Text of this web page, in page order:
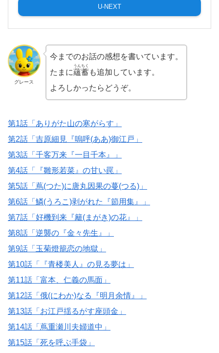
U-NEXT
グレース
今までのお話の感想を書いています。
たまに蘊蓄
うんちく
も追加しています。
よろしかったらどうぞ。
第1話「ありがた山の寒がらす」
第2話「吉原細見『嗚呼(ああ)御江戸」
第3話「千客万来『一目千本』」
第4話「『雛形若菜』の甘い罠」
第5話「蔦(つた)に唐丸因果の蔓(つる)」
第6話「鱗(うろこ)剥がれた『節用集』」
第7話「好機到来『籬(まがき)の花』」
第8話「逆襲の『金々先生』」
第9話「玉菊燈籠恋の地獄」
第10話「『青楼美人』の見る夢は」
第11話「富本、仁義の馬面」
第12話「俄(にわか)なる『明月余情』」
第13話「お江戸揺るがす座頭金」
第14話「蔦重瀬川夫婦道中」
第15話「死を呼ぶ手袋」